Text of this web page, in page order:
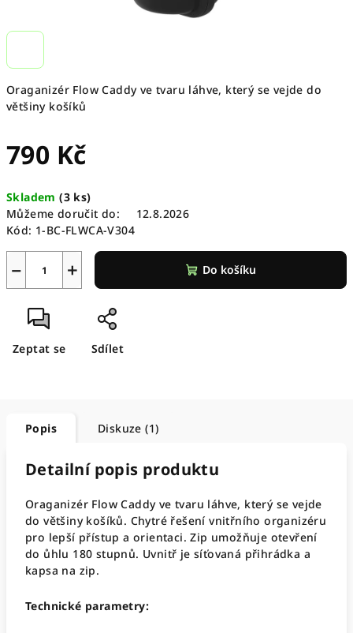
Oraganizér Flow Caddy ve tvaru láhve, který se vejde do
většiny košíků
790 Kč
cena:
Skladem(3 ks)
Můžeme doručit do:
12.8.2026
Kód: 1-BC-FLWCA-V304
+
− Do košíku
Zeptat se Sdílet
Popis Diskuze (1)
Detailní popis produktu
Oraganizér Flow Caddy ve tvaru láhve, který se vejde
do většiny košíků. Chytré řešení vnitřního organizéru
pro lepší přístup a orientaci. Zip umožňuje otevření
do ůhlu 180 stupnů. Uvnitř je síťovaná přihrádka a
kapsa na zip.
Technické parametry: